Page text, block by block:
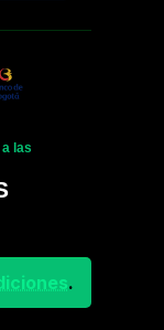
las
.